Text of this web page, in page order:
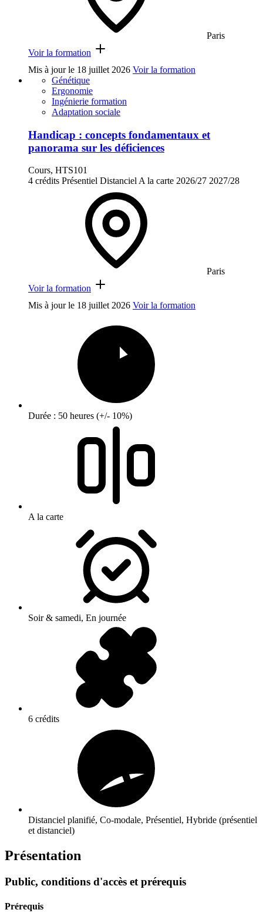
Paris
Voir la formation
Mis à jour le 18 juillet 2026 Voir la formation
Génétique
Ergonomie
Ingénierie formation
Adaptation sociale
Handicap : concepts fondamentaux et
panorama sur les déficiences
Cours, HTS101
4 crédits Présentiel DistancielA la carte 2026/27 2027/28
Paris
Voir la formation
Mis à jour le 18 juillet 2026 Voir la formation
Durée : 50 heures (+/- 10%)
A la carte
Soir & samedi, En journée
6 crédits
Distanciel planifié, Co-modale, Présentiel, Hybride (présentiel
et distanciel)
Présentation
Public, conditions d'accès et prérequis
Prérequis